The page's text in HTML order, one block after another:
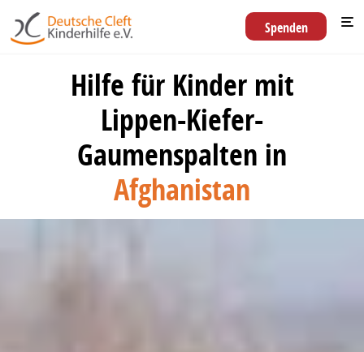
Spenden
Hilfe für Kinder mit
Lippen-Kiefer-
Gaumenspalten in
Afghanistan